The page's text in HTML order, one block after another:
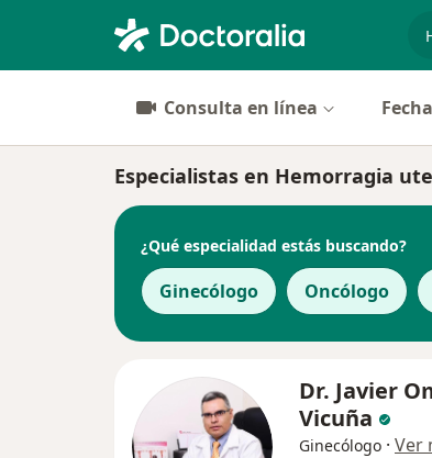
Consulta en línea
Especialistas en Hemorragia
¿Qué especialidad estás buscando?
Ginecólogo Oncólogo
Dr. Javier
Vicuña
Ginecólogo · Ver